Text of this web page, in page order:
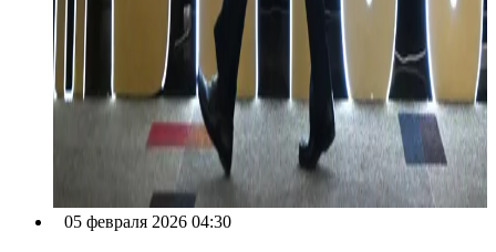
05 февраля 2026 04:30